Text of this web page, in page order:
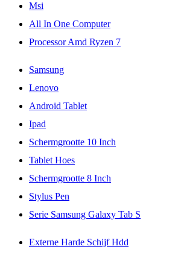
Msi
All In One Computer
Processor Amd Ryzen 7
Samsung
Lenovo
Android Tablet
Ipad
Schermgrootte 10 Inch
Tablet Hoes
Schermgrootte 8 Inch
Stylus Pen
Serie Samsung Galaxy Tab S
Externe Harde Schijf Hdd